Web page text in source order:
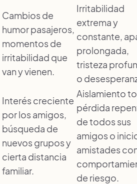
Cambios de
humor pasajeros,
momentos de
irritabilidad que
van y vienen.
Irritabilidad
extrema y
constante,
prolongada,
tristeza
o
Interés creciente
por los amigos,
búsqueda de
nuevos grupos y
cierta distancia
familiar.
Aislamiento
pérdida
de todos sus
amigos o
amistades
de riesgo.